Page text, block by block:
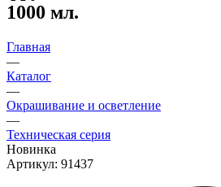
1000 мл.
Главная
—
Каталог
—
Окрашивание и осветление
—
Техническая серия
Новинка
Артикул: 91437